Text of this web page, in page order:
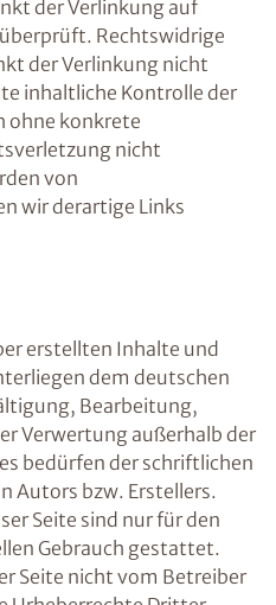
der Verlinkung auf
Rechtswidrige
der Verlinkung nicht
inhaltliche Kontrolle der
ohne konkrete
nicht
von
wir derartige Links
erstellten Inhalte und
dem deutschen
Bearbeitung,
Verwertung außerhalb der
bedürfen der schriftlichen
Autors bzw. Erstellers.
Seite sind nur für den
Gebrauch gestattet.
Seite nicht vom Betreiber